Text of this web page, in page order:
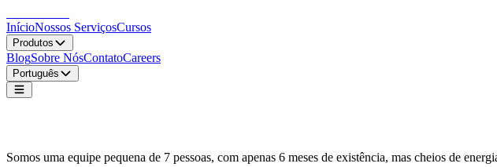
InícioNossos ServiçosCursos
Produtos
BlogSobre NósContatoCareers
Português
Somos uma equipe pequena de 7 pessoas, com apenas 6 meses de existência, mas cheios de